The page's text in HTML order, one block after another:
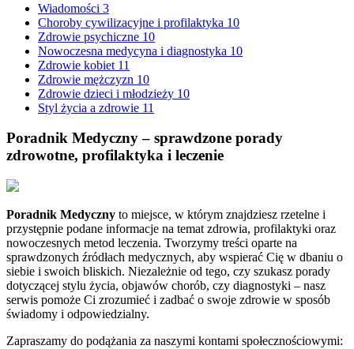
Wiadomości 3
Choroby cywilizacyjne i profilaktyka 10
Zdrowie psychiczne 10
Nowoczesna medycyna i diagnostyka 10
Zdrowie kobiet 11
Zdrowie mężczyzn 10
Zdrowie dzieci i młodzieży 10
Styl życia a zdrowie 11
Poradnik Medyczny – sprawdzone porady
zdrowotne, profilaktyka i leczenie
Poradnik Medyczny to miejsce, w którym znajdziesz rzetelne i
przystępnie podane informacje na temat zdrowia, profilaktyki oraz
nowoczesnych metod leczenia. Tworzymy treści oparte na
sprawdzonych źródłach medycznych, aby wspierać Cię w dbaniu o
siebie i swoich bliskich. Niezależnie od tego, czy szukasz porady
dotyczącej stylu życia, objawów chorób, czy diagnostyki – nasz
serwis pomoże Ci zrozumieć i zadbać o swoje zdrowie w sposób
świadomy i odpowiedzialny.
Zapraszamy do podążania za naszymi kontami społecznościowymi: